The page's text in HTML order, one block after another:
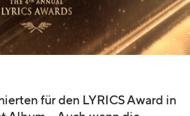
für den LYRICS Award in